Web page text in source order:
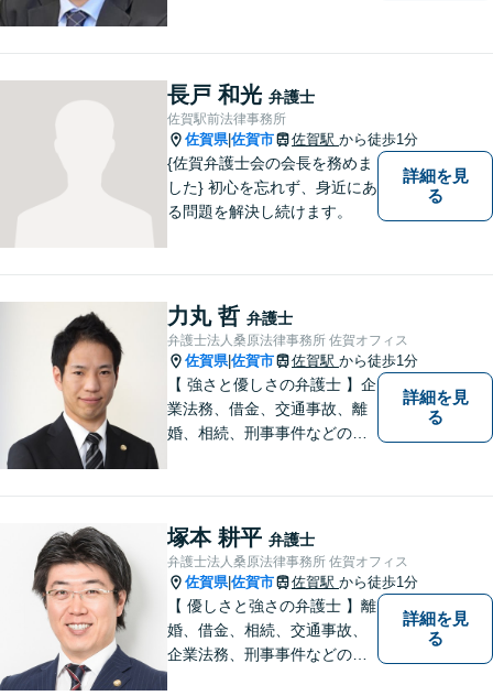
など幅広く対応しております
ので、まずはお気軽にご相談
下さい。【JR佐賀駅1分】
【子連れ相談可】
長戸 和光 弁護士
佐賀駅前法律事務所
佐賀県|佐賀市 佐賀駅 から徒歩1分
{佐賀弁護士会の会長を務めま
した} 初心を忘れず、身近にあ
る問題を解決し続けます。
詳細を見
る
力丸 哲 弁護士
弁護士法人桑原法律事務所 佐賀オフィス
佐賀県|佐賀市 佐賀駅 から徒歩1分
【 強さと優しさの弁護士 】企
業法務、借金、交通事故、離
婚、相続、刑事事件などのご
なリーガルサービスを提供い
たします。
詳細を見
る
塚本 耕平 弁護士
弁護士法人桑原法律事務所 佐賀オフィス
佐賀県|佐賀市 佐賀駅 から徒歩1分
【 優しさと強さの弁護士 】離
婚、借金、相続、交通事故、
企業法務、刑事事件などのご
詳細を見
る